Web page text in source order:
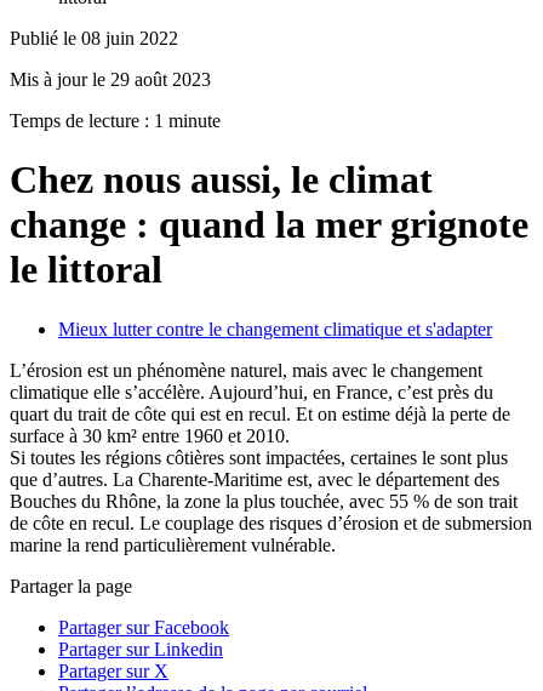
Publié le 08 juin 2022
Mis à jour le 29 août 2023
Temps de lecture : 1 minute
Chez nous aussi, le climat
change : quand la mer grignote
le littoral
Mieux lutter contre le changement climatique et s'adapter
L’érosion est un phénomène naturel, mais avec le changement
climatique elle s’accélère. Aujourd’hui, en France, c’est près du
quart du trait de côte qui est en recul. Et on estime déjà la perte de
surface à 30 km² entre 1960 et 2010.
Si toutes les régions côtières sont impactées, certaines le sont plus
que d’autres. La Charente-Maritime est, avec le département des
Bouches du Rhône, la zone la plus touchée, avec 55 % de son trait
de côte en recul. Le couplage des risques d’érosion et de submersion
marine la rend particulièrement vulnérable.
Partager la page
Partager sur Facebook
Partager sur Linkedin
Partager sur X